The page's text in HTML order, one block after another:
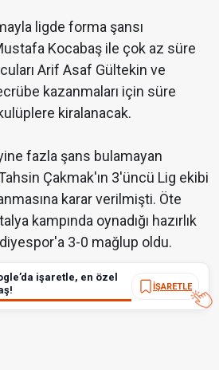
ligde forma şansı
Kocabaş ile çok az süre
Arif Asaf Gültekin ve
kazanmaları için süre
kiralanacak.
fazla şans bulamayan
Çakmak'ın 3'üncü Lig ekibi
karar verilmişti. Öte
kampında oynadığı hazırlık
3-0 mağlup oldu.
işaretle, en özel
İŞARETLE